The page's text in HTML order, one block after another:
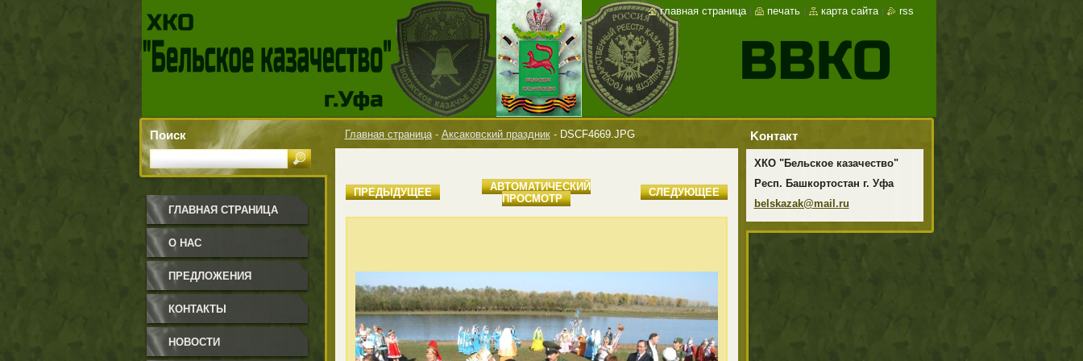
Главная страница - Аксаковский праздник - DSCF4669.JPG
ПРЕДЫДУЩЕЕ
AВТОМАТИЧЕСКИЙ
ПРОСМОТР
СЛЕДУЮЩЕЕ
ГЛАВНАЯ СТРАНИЦА
О НАС
ПРЕДЛОЖЕНИЯ
КОНТАКТЫ
НОВОСТИ
Koнтакт
ХКО "Бельское казачество"
Респ. Башкортостан г. Уфа
belskazak@mail.ru
Поиск
главная страница печать карта сайта rss